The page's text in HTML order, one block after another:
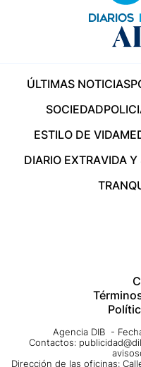
ÚLTIMAS NOTICIAS
SOCIEDAD
ESTILO DE VIDA
DIARIO EXTRAVIDA Y
Agencia DIB -
Contactos:
Dirección de las oficinas: